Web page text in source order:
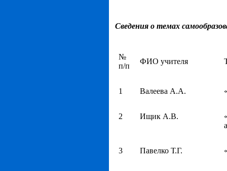
Сведения о темах
№
п/п
ФИО учителя
1 Валеева А.А.
2 Ищик А.В.
3 Павелко Т.Г.